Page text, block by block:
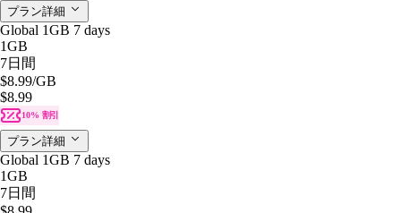
プラン詳細
Global 1GB 7 days
1GB
7日間
$8.99/GB
$8.99
10% 割引
プラン詳細
Global 1GB 7 days
1GB
7日間